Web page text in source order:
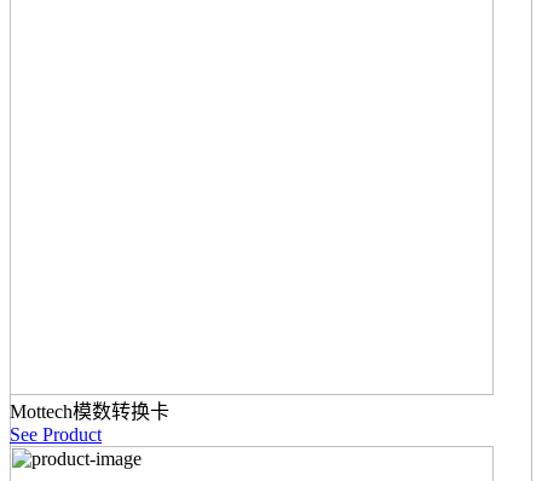
Mottech模数转换卡
See Product